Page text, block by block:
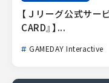
【Ｊリーグ公式サー
CARD』】...
GAMEDAY Interactive